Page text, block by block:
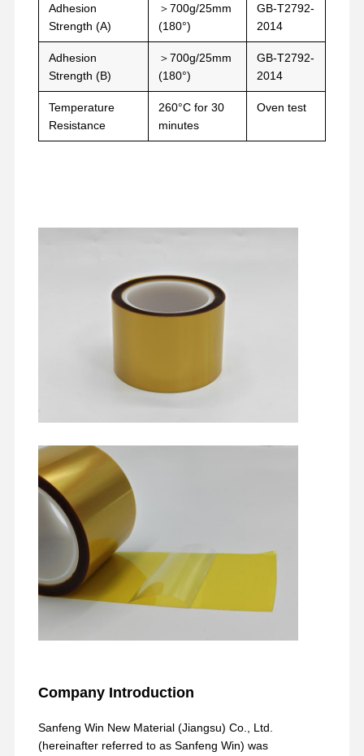
মুক্তি ফিল্ম
সিলিকন ফিল্ম
এক্রাইলিক ফিল্ম
Adhesion
Strength (A)
＞700g/25mm
(180°)
GB-T2792-
2014
Adhesion
Strength (B)
＞700g/25mm
(180°)
GB-T2792-
2014
Temperature
Resistance
260°C for 30
minutes
Oven test
Company Introduction
Sanfeng Win New Material (Jiangsu) Co., Ltd.
(hereinafter referred to as Sanfeng Win) was